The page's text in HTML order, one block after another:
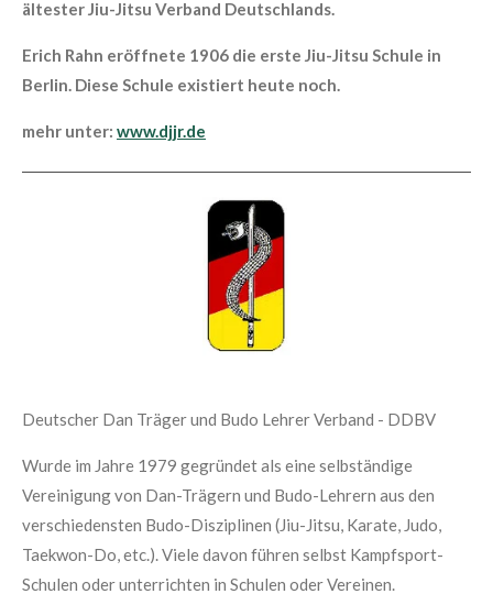
ältester Jiu-Jitsu Verband Deutschlands.
Erich Rahn eröffnete 1906 die erste Jiu-Jitsu Schule in
Berlin. Diese Schule existiert heute noch.
mehr unter: www.djjr.de
Deutscher Dan Träger und Budo Lehrer Verband - DDBV
Wurde im Jahre 1979 gegründet als eine selbständige
Vereinigung von Dan-Trägern und Budo-Lehrern aus den
verschiedensten Budo-Disziplinen (Jiu-Jitsu, Karate, Judo,
Taekwon-Do, etc.). Viele davon führen selbst Kampfsport-
Schulen oder unterrichten in Schulen oder Vereinen.